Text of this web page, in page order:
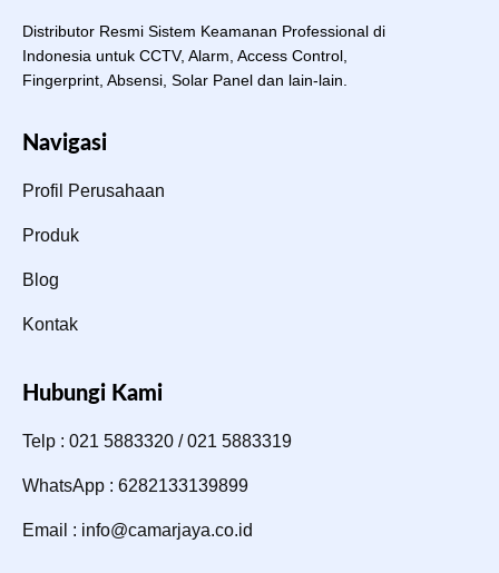
Distributor Resmi Sistem Keamanan Professional di
Indonesia untuk CCTV, Alarm, Access Control,
Fingerprint, Absensi, Solar Panel dan lain-lain.
Navigasi
Profil Perusahaan
Produk
Blog
Kontak
Hubungi Kami
Telp : 021 5883320 / 021 5883319
WhatsApp : 6282133139899
Email : info@camarjaya.co.id